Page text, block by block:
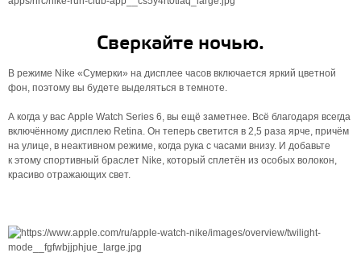
Сверкайте ночью.
В режиме Nike «Сумерки» на дисплее часов включается яркий цветной
фон, поэтому вы будете выделяться в темноте.
А когда у вас Apple Watch Series 6, вы ещё заметнее. Всё благодаря всегда
включённому дисплею Retina. Он теперь светится в 2,5 раза ярче, причём
на улице, в неактивном режиме, когда рука с часами внизу. И добавьте
к этому спортивный браслет Nike, который сплетён из особых волокон,
красиво отражающих свет.